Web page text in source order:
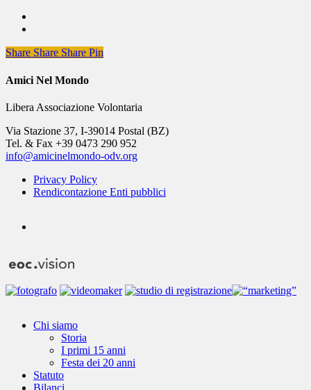
Share
Share Share Share Pin
Amici Nel Mondo
Libera Associazione Volontaria
Via Stazione 37, I-39014 Postal (BZ)
Tel. & Fax +39 0473 290 952
info@amicinelmondo-odv.org
Privacy Policy
Rendicontazione Enti pubblici
Close
Chi siamo
Storia
I primi 15 anni
Festa dei 20 anni
Statuto
Bilanci